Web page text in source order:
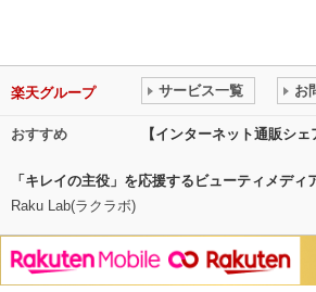
楽天グループ サービス一覧 お
おすすめ 【インターネット通販シ
「キレイの主役」を応援するビューティメディ
Raku Lab(ラクラボ)